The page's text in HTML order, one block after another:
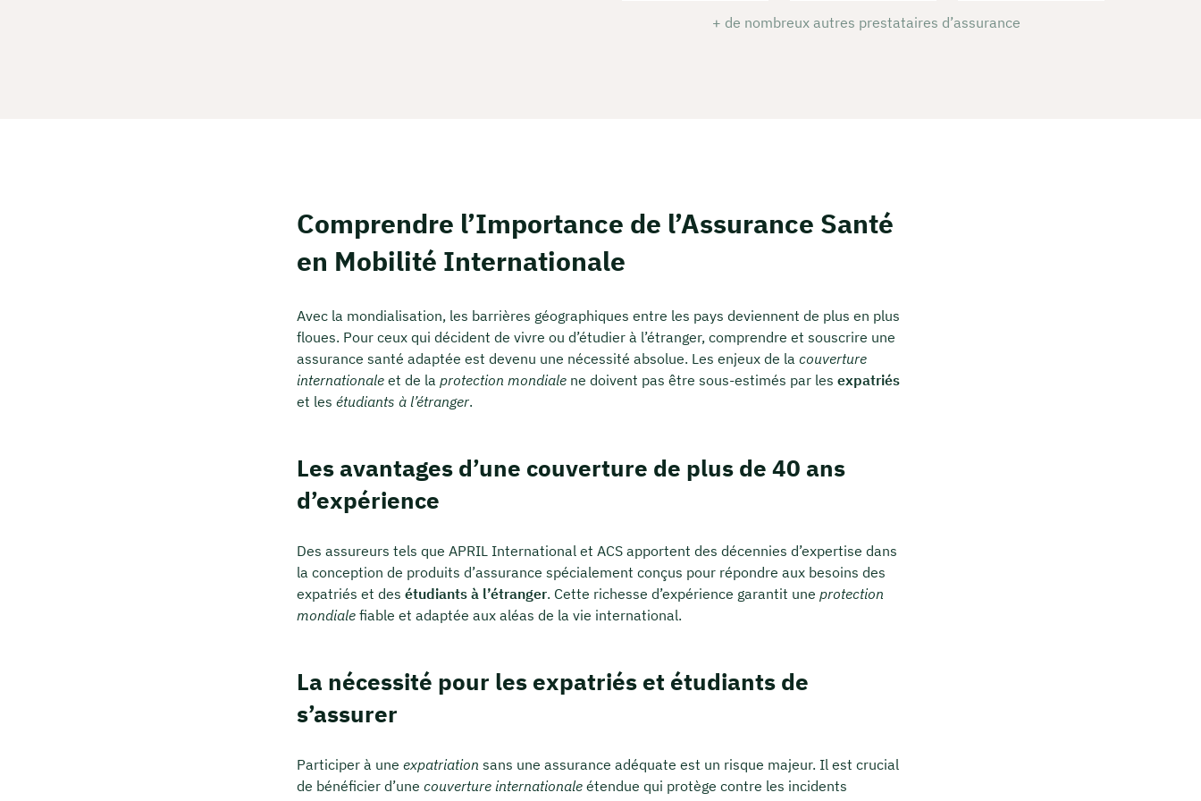
+ de nombreux autres prestataires d’assurance
Comprendre l’Importance de l’Assurance Santé
en Mobilité Internationale
Avec la mondialisation, les barrières géographiques entre les pays deviennent de plus en plus
floues. Pour ceux qui décident de vivre ou d’étudier à l’étranger, comprendre et souscrire une
assurance santé adaptée est devenu une nécessité absolue. Les enjeux de la couverture
internationale et de la protection mondiale ne doivent pas être sous-estimés par les expatriés
et les étudiants à l’étranger.
Les avantages d’une couverture de plus de 40 ans
d’expérience
Des assureurs tels que APRIL International et ACS apportent des décennies d’expertise dans
la conception de produits d’assurance spécialement conçus pour répondre aux besoins des
expatriés et des étudiants à l’étranger. Cette richesse d’expérience garantit une protection
mondiale fiable et adaptée aux aléas de la vie international.
La nécessité pour les expatriés et étudiants de
s’assurer
Participer à une expatriation sans une assurance adéquate est un risque majeur. Il est crucial
de bénéficier d’une couverture internationale étendue qui protège contre les incidents